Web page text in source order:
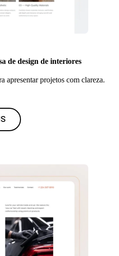
de design de interiores
apresentar projetos com clareza.